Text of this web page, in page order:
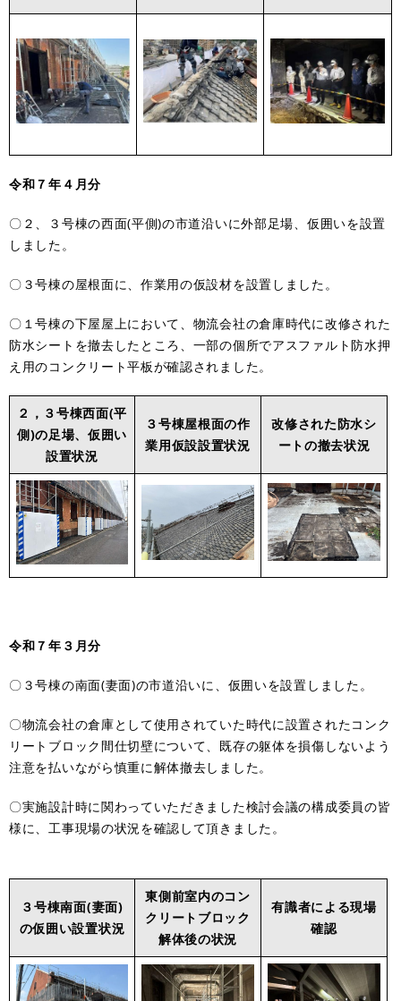
令和７年４月分
〇２、３号棟の西面(平側)の市道沿いに外部足場、仮囲いを設置
しました。
〇３号棟の屋根面に、作業用の仮設材を設置しました。
〇１号棟の下屋屋上において、物流会社の倉庫時代に改修された
防水シートを撤去したところ、一部の個所でアスファルト防水押
え用のコンクリート平板が確認されました。
２，３号棟西面(平
側)の足場、仮囲い
設置状況
３号棟屋根面の作
業用仮設設置状況
改修された防水シ
ートの撤去状況
令和７年３月分
〇３号棟の南面(妻面)の市道沿いに、仮囲いを設置しました。
〇物流会社の倉庫として使用されていた時代に設置されたコンク
リートブロック間仕切壁について、既存の躯体を損傷しないよう
注意を払いながら慎重に解体撤去しました。
〇実施設計時に関わっていただきました検討会議の構成委員の皆
様に、工事現場の状況を確認して頂きました。
３号棟南面(妻面)
の仮囲い設置状況
東側前室内のコン
クリートブロック
解体後の状況
有識者による現場
確認